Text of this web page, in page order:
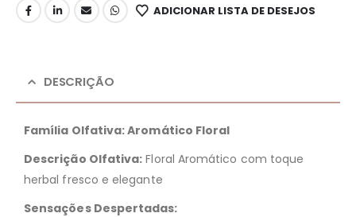
ADICIONAR LISTA DE DESEJOS
DESCRIÇÃO
Família Olfativa: Aromático Floral
Descrição Olfativa: Floral Aromático com toque
herbal fresco e elegante
Sensações Despertadas: